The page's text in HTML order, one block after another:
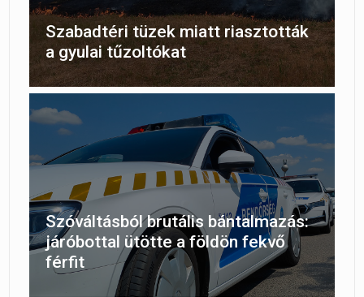
Szabadtéri tüzek miatt riasztották
a gyulai tűzoltókat
Szóváltásból brutális bántalmazás:
járóbottal ütötte a földön fekvő
férfit